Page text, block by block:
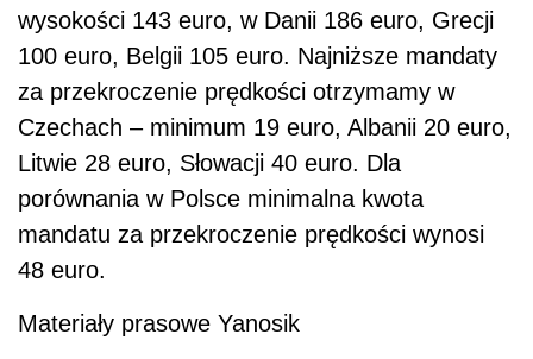
wysokości 143 euro, w Danii 186 euro, Grecji
100 euro, Belgii 105 euro. Najniższe mandaty
za przekroczenie prędkości otrzymamy w
Czechach – minimum 19 euro, Albanii 20 euro,
Litwie 28 euro, Słowacji 40 euro. Dla
porównania w Polsce minimalna kwota
mandatu za przekroczenie prędkości wynosi
48 euro.
Materiały prasowe Yanosik